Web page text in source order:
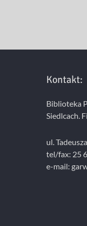
Kontakt:
Biblioteka
Siedlcach.
ul.
tel/fax: 25
e-mail: